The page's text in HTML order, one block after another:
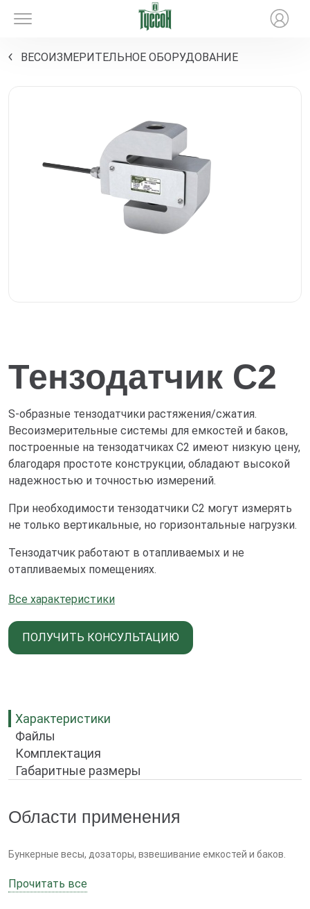
ВЕСОИЗМЕРИТЕЛЬНОЕ ОБОРУДОВАНИЕ
Тензодатчик С2
S-образные тензодатчики растяжения/сжатия.
Весоизмерительные системы для емкостей и баков,
построенные на тензодатчиках С2 имеют низкую цену,
благодаря простоте конструкции, обладают высокой
надежностью и точностью измерений.
При необходимости тензодатчики С2 могут измерять
не только вертикальные, но горизонтальные нагрузки.
Тензодатчик работают в отапливаемых и не
отапливаемых помещениях.
Все характеристики
ПОЛУЧИТЬ КОНСУЛЬТАЦИЮ
Характеристики
Файлы
Комплектация
Габаритные размеры
Области применения
Бункерные весы, дозаторы, взвешивание емкостей и баков.
Прочитать все